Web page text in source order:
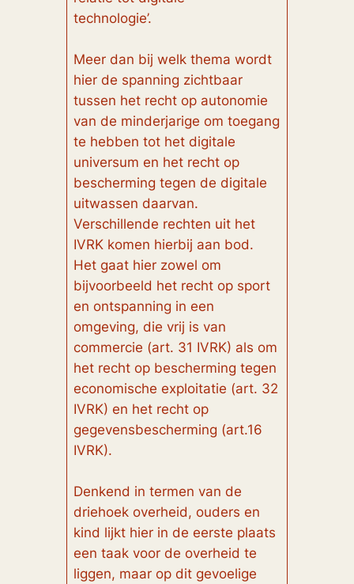
technologie’.
Meer dan bij welk thema wordt
hier de spanning zichtbaar
tussen het recht op autonomie
van de minderjarige om toegang
te hebben tot het digitale
universum en het recht op
bescherming tegen de digitale
uitwassen daarvan.
Verschillende rechten uit het
IVRK komen hierbij aan bod.
Het gaat hier zowel om
bijvoorbeeld het recht op sport
en ontspanning in een
omgeving, die vrij is van
commercie (art. 31 IVRK) als om
het recht op bescherming tegen
economische exploitatie (art. 32
IVRK) en het recht op
gegevensbescherming (art.16
IVRK).
Denkend in termen van de
driehoek overheid, ouders en
kind lijkt hier in de eerste plaats
een taak voor de overheid te
liggen, maar op dit gevoelige